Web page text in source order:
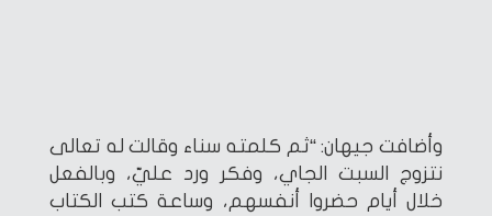
وأضافت جيهان: “ثم كلمته سناء وقالت له تعالى
نتزوج السبت الجاي، وفكر ورد عليّ، وبالفعل
خلال أيام حضروا أنفسهم، وساعة كتب الكتاب